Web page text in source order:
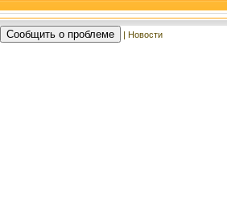
Сообщить о проблеме | Новости